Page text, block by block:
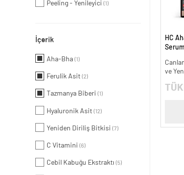
Peeling - Yenileyici (1)
İçerik
Aha-Bha (1)
Ferulik Asit (2)
Tazmanya Biberi (1)
Hyaluronik Asit (12)
Yeniden Diriliş Bitkisi (7)
C Vitamini (6)
Cebil Kabuğu Ekstraktı (5)
HC
ve